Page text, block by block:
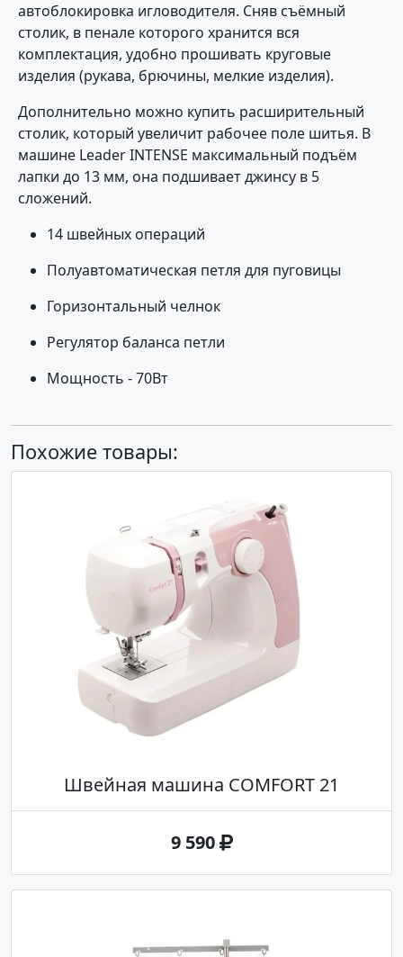
автоблокировка игловодителя. Сняв съёмный
столик, в пенале которого хранится вся
комплектация, удобно прошивать круговые
изделия (рукава, брючины, мелкие изделия).
Дополнительно можно купить расширительный
столик, который увеличит рабочее поле шитья. В
машине Leader INTENSE максимальный подъём
лапки до 13 мм, она подшивает джинсу в 5
сложений.
14 швейных операций
Полуавтоматическая петля для пуговицы
Горизонтальный челнок
Регулятор баланса петли
Мощность - 70Вт
Похожие товары:
Швейная машина COMFORT 21
9 590